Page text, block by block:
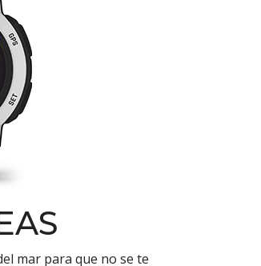
mar para que no se te